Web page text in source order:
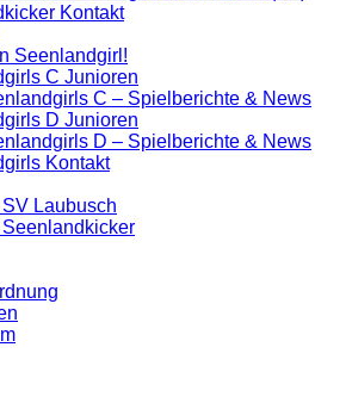
Kontakt
Seenlandgirl!
C Junioren
C – Spielberichte & News
D Junioren
D – Spielberichte & News
Kontakt
Laubusch